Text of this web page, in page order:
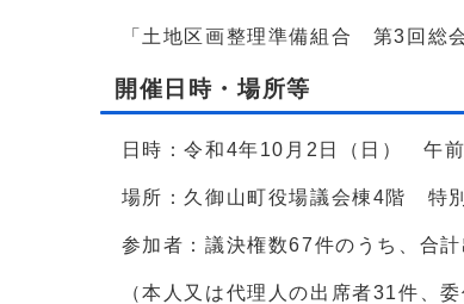
「土地区画整理準備組合 第3回総会
開催日時・場所等
日時：令和4年10月2日（日） 午前
場所：久御山町役場議会棟4階 特
参加者：議決権数67件のうち、合計
（本人又は代理人の出席者31件、委